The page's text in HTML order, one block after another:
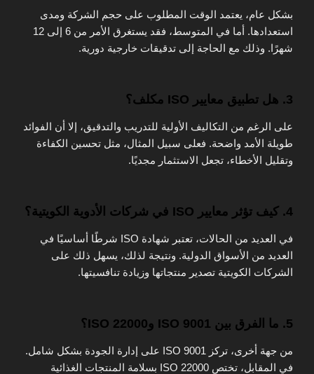
بشكل عام، يعتمد الوقت المطلوب على حجم الشركة ومدى
استعدادها. أما في المتوسط، فقد يستغرق الأمر من 6 إلى 12
شهرًا. وذلك مع الحاجة إلى تدقيقات خارجية دورية.
3. هل تطبيق معايير ISO مكلف؟
على الرغم من التكاليف الأولية للتدريب والتدقيق، إلا أن الفوائد
طويلة الأمد واضحة. فعلى سبيل المثال، مثل تحسين الكفاءة
وتقليل الأخطاء، تجعل الاستثمار مجديًا.
4. كيف تؤثر معايير ISO في شركات الأدوية الكويتية؟
في العديد من الحالات، تعتبر شهادة ISO شرطًا أساسيًا في
العديد من الأسواق الدولية. ونتيجة لذلك، يسهل ذلك على
الشركات الكويتية تصدير منتجاتها وزيادة تنافسيتها.
5. ما الفرق بين ISO 9001 وISO 22000؟
من جهة أخرى، تركز ISO 9001 على إدارة الجودة بشكل شامل.
في المقابل، تختص ISO 22000 بسلامة المنتجات الغذائية